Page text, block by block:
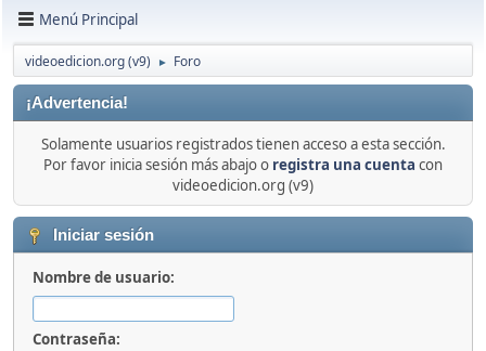
Menú Principal
videoedicion.org (v9) ► Foro
¡Advertencia!
Solamente usuarios registrados tienen acceso a esta sección.
Por favor inicia sesión más abajo o registra una cuenta con
videoedicion.org (v9)
Iniciar sesión
Nombre de usuario:
Contraseña: